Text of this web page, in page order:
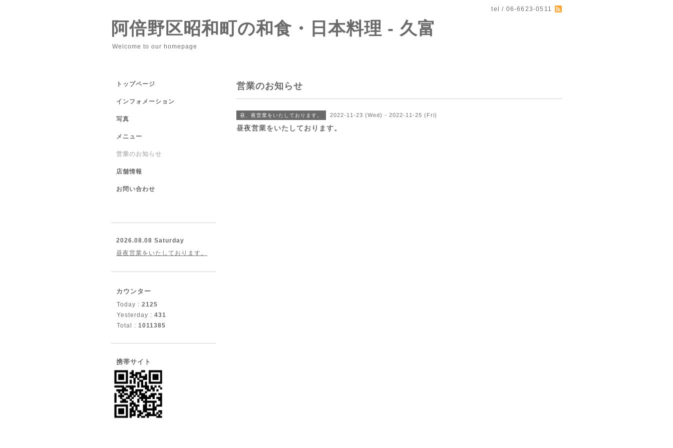
tel / 06-6623-0511
阿倍野区昭和町の和食・日本料理 - 久富
Welcome to our homepage
営業のお知らせ
昼、夜営業をいたしております。 2022-11-23 (Wed) - 2022-11-25 (Fri)
昼夜営業をいたしております。
トップページ
インフォメーション
写真
メニュー
営業のお知らせ
店舗情報
お問い合わせ
2026.08.08 Saturday
昼夜営業をいたしております。
カウンター
Today : 2125
Yesterday : 431
Total : 1011385
携帯サイト